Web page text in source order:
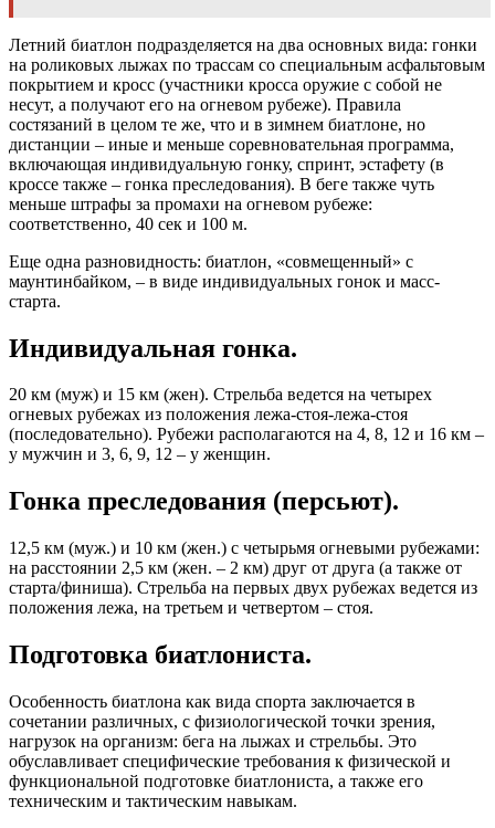
Летний биатлон подразделяется на два основных вида: гонки
на роликовых лыжах по трассам со специальным асфальтовым
покрытием и кросс (участники кросса оружие с собой не
несут, а получают его на огневом рубеже). Правила
состязаний в целом те же, что и в зимнем биатлоне, но
дистанции – иные и меньше соревновательная программа,
включающая индивидуальную гонку, спринт, эстафету (в
кроссе также – гонка преследования). В беге также чуть
меньше штрафы за промахи на огневом рубеже:
соответственно, 40 сек и 100 м.
Еще одна разновидность: биатлон, «совмещенный» с
маунтинбайком, – в виде индивидуальных гонок и масс-
старта.
Индивидуальная гонка.
20 км (муж) и 15 км (жен). Стрельба ведется на четырех
огневых рубежах из положения лежа-стоя-лежа-стоя
(последовательно). Рубежи располагаются на 4, 8, 12 и 16 км –
у мужчин и 3, 6, 9, 12 – у женщин.
Гонка преследования (персьют).
12,5 км (муж.) и 10 км (жен.) с четырьмя огневыми рубежами:
на расстоянии 2,5 км (жен. – 2 км) друг от друга (а также от
старта/финиша). Стрельба на первых двух рубежах ведется из
положения лежа, на третьем и четвертом – стоя.
Подготовка биатлониста.
Особенность биатлона как вида спорта заключается в
сочетании различных, с физиологической точки зрения,
нагрузок на организм: бега на лыжах и стрельбы. Это
обуславливает специфические требования к физической и
функциональной подготовке биатлониста, а также его
техническим и тактическим навыкам.